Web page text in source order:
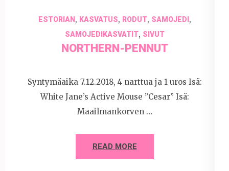
ESTORIAN, KASVATUS, RODUT, SAMOJEDI ,
SAMOJEDIKASVATIT, SIVUT
NORTHERN-PENNUT
Syntymäaika 7.12.2018, 4 narttua ja 1 uros Isä:
White Jane’s Active Mouse ”Cesar” Isä:
Maailmankorven …
READ MORE